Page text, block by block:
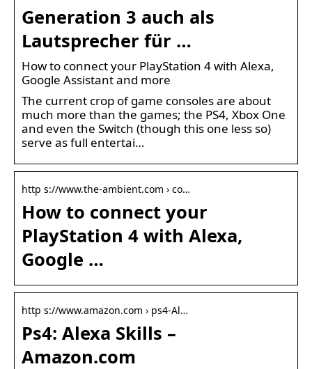
Generation 3 auch als
Lautsprecher für …
How to connect your PlayStation 4 with Alexa,
Google Assistant and more
The current crop of game consoles are about
much more than the games; the PS4, Xbox One
and even the Switch (though this one less so)
serve as full entertai…
http s://www.the-ambient.com › co…
How to connect your
PlayStation 4 with Alexa,
Google …
http s://www.amazon.com › ps4-Al…
Ps4: Alexa Skills –
Amazon.com